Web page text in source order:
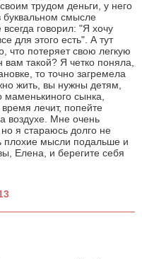
трудом деньги, у него
буквальном смысле
говорил: "Я хочу
для этого есть". А тут
что потеряет свою легкую
такой? Я четко поняла,
то точно загремела
жить, вы нужны детям,
маменькиного сынка,
лечит, попейте
воздухе. Мне очень
я стараюсь долго не
плохие мысли подальше и
Елена, и берегите себя